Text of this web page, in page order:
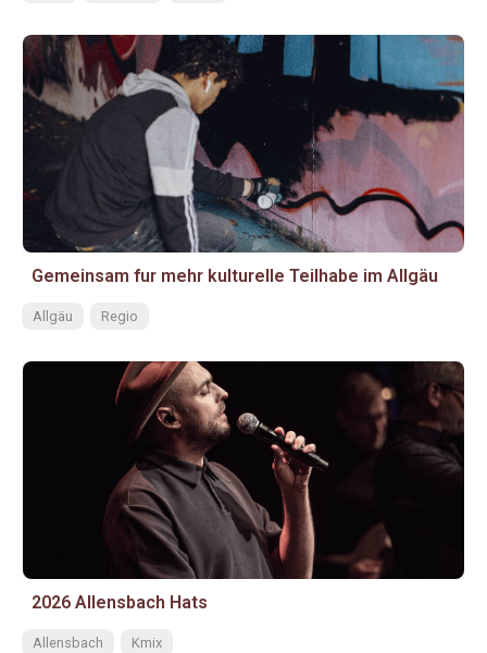
Gemeinsam fur mehr kulturelle Teilhabe im Allgäu
Allgäu Regio
2026 Allensbach Hats
Allensbach Kmix